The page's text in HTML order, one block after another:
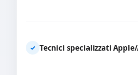
✓ Tecnici specializzati